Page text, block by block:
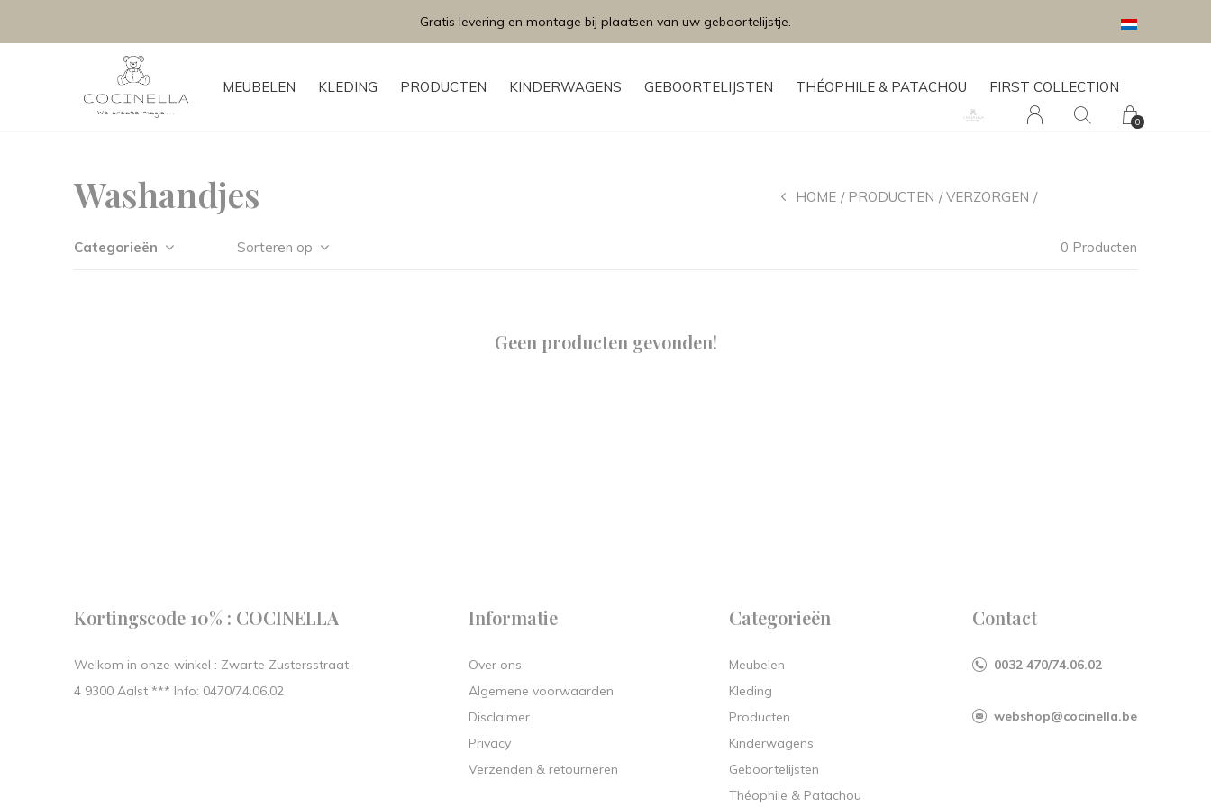
MEUBELEN KLEDING PRODUCTEN KINDERWAGENS GEBOORTELIJSTEN THÉOPHILE & PATACHOU FIRST COLLECTION
0
Gratis levering en montage bij plaatsen van uw geboortelijstje.
Washandjes HOME PRODUCTEN VERZORGEN
Categorieën Sorteren op 0 Producten
Geen producten gevonden!
Kortingscode 10% : COCINELLA
Welkom in onze winkel : Zwarte Zustersstraat
4 9300 Aalst *** Info: 0470/74.06.02
Informatie
Over ons
Algemene voorwaarden
Disclaimer
Privacy
Verzenden & retourneren
Categorieën
Meubelen
Kleding
Producten
Kinderwagens
Geboortelijsten
Théophile & Patachou
Contact
0032 470/74.06.02
webshop@cocinella.be